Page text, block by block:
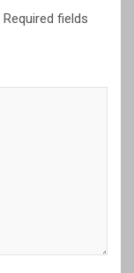
Required fields